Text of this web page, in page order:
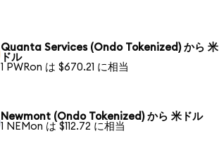
Quanta Services (Ondo Tokenized) から 米
ドル
1 PWRon は $670.21 に相当
Newmont (Ondo Tokenized) から 米ドル
1 NEMon は $112.72 に相当